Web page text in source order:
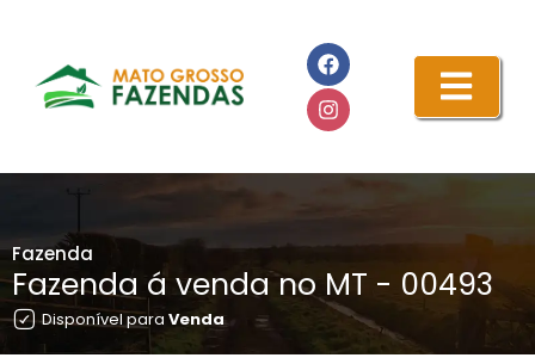
Fazenda
Fazenda á venda no MT - 00493
Disponível para Venda